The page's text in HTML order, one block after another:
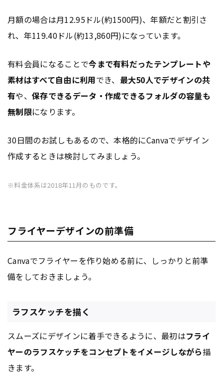
月額の場合は月12.95ドル(約1500円)、年額だと割引さ
れ、年119.40ドル(約13,860円)になっています。
有料会員になることで今まで有料だったテンプレートや
素材はすべて自由に利用でき、 最大50人でデザインの共
有や、 保存できるデータ・作成できるフォルダの容量も
無制限になります。
30日間のお試しもあるので、本格的にCanvaでデザイン
作成するときは検討してみましょう。
※料金体系は2018年11月のものです。
フライヤーデザインの前準備
Canvaでフライヤーを作り始める前に、しっかりと前準
備をしておきましょう。
ラフスケッチを描く
スムーズにデザインに着手できるように、最初はフライ
ヤーのラフスケッチをコンセプトをイメージしながら描
きます。